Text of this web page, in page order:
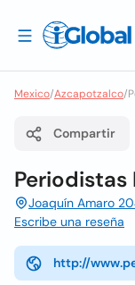
Mexico/Azcapotzalco/
Compartir
Periodistas
Joaquín Amaro
Escribe una reseña
http://